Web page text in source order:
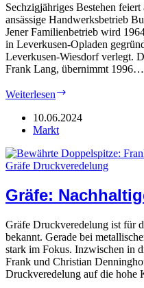
Sechzigjähriges Bestehen
ansässige Handwerksbetrieb
Jener Familienbetrieb wird
in Leverkusen-Opladen
Leverkusen-Wiesdorf verlegt.
Frank Lang, übernimmt 1996…
Weiterlesen
aus
10.06.2024
Markt
Gräfe:
Gräfe Druckveredelung ist für
bekannt. Gerade bei
stark im Fokus. Inzwischen in
Frank und Christian
Druckveredelung auf die hohe